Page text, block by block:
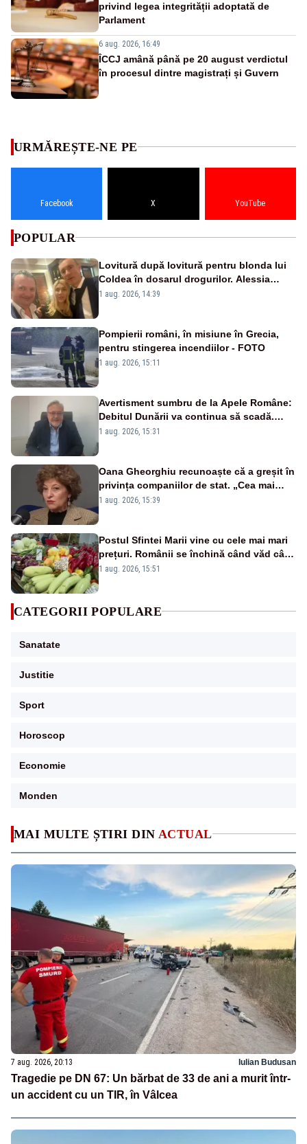
privind legea integrității adoptată de
Parlament
6 aug. 2026, 16:49
ÎCCJ amână până pe 20 august verdictul
în procesul dintre magistrați și Guvern
MAI MULTE ȘTIRI DIN ACTUAL
7 aug. 2026, 20:13 Iulian Budusan
Tragedie pe DN 67: Un bărbat de 33 de ani a murit într-
un accident cu un TIR, în Vâlcea
URMĂREȘTE-NE PE
Facebook X YouTube
POPULAR
Lovitură după lovitură pentru blonda lui
Coldea în dosarul drogurilor. Alessia
Păcuraru explică decizia magistraților
1 aug. 2026, 14:39
Pompierii români, în misiune în Grecia,
pentru stingerea incendiilor - FOTO
1 aug. 2026, 15:11
Avertisment sumbru de la Apele Române:
Debitul Dunării va continua să scadă.
Cernavodă s-ar putea închide în 4 zile
1 aug. 2026, 15:31
Oana Gheorghiu recunoaște că a greșit în
privința companiilor de stat. „Cea mai
mare tâmpenie a fost că eu am crezut că
1 aug. 2026, 15:39
Postul Sfintei Marii vine cu cele mai mari
prețuri. Românii se închină când văd cât
costă mâncarea de zi cu zi
1 aug. 2026, 15:51
CATEGORII POPULARE
Sanatate
Justitie
Sport
Horoscop
Economie
Monden